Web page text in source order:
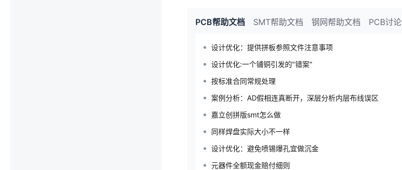
PCB帮助文档 SMT帮助文档 钢网帮助文档 PCB讨论
设计优化：提供拼板参照文件注意事项
设计优化:一个铺铜引发的"错案"
按标准合同常规处理
案例分析：AD假相连真断开，深层分析内层布线误区
嘉立创拼版smt怎么做
同样焊盘实际大小不一样
设计优化：避免喷锡爆孔宜做沉金
元器件全额现金赔付细则